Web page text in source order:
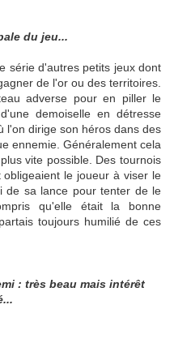
du jeu...
série d'autres petits jeux dont
de l'or ou des territoires.
adverse pour en piller le
demoiselle en détresse
l'on dirige son héros dans des
ennemie. Généralement cela
vite possible. Des tournois
le joueur à viser le
de sa lance pour tenter de le
qu'elle était la bonne
toujours humilié de ces
: très beau mais intérêt